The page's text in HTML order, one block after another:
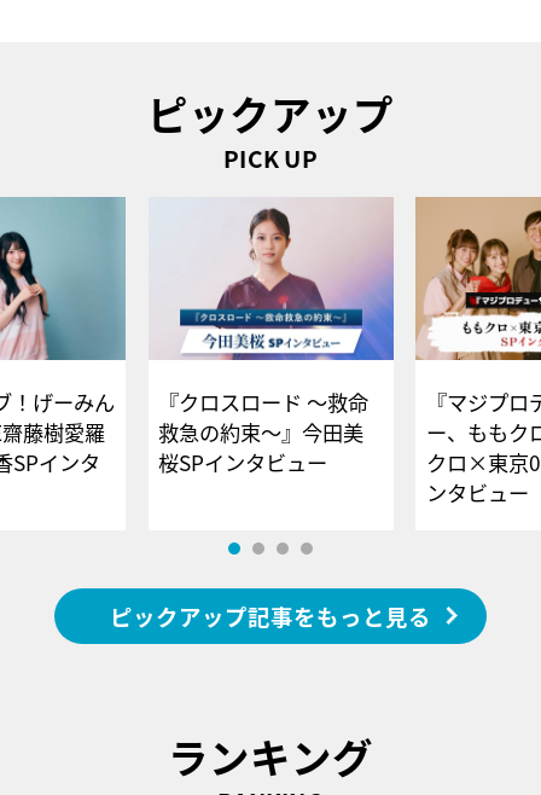
ピックアップ
PICK UP
！げーみん
藤樹愛羅
SPインタ
『クロスロード ～救命
救急の約束～』今田美
桜SPインタビュー
『マジプロ
ー、ももク
クロ×東京
ンタビュー
ピックアップ記事をもっと見る
ランキング